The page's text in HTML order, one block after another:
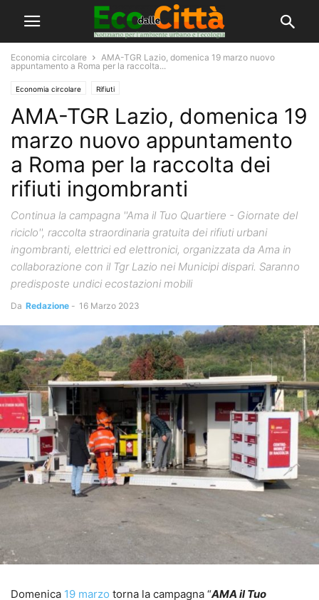
Economia circolare
AMA-TGR Lazio, domenica 19 marzo nuovo
appuntamento a Roma per la raccolta...
Economia circolare Rifiuti
AMA-TGR Lazio, domenica 19
marzo nuovo appuntamento
a Roma per la raccolta dei
rifiuti ingombranti
Continua la campagna ''Ama il Tuo Quartiere - Giornate del
riciclo'', raccolta straordinaria gratuita dei rifiuti urbani
ingombranti, elettrici ed elettronici, organizzata da Ama in
collaborazione con il Tgr Lazio nei Municipi dispari. Saranno
predisposte undici ecostazioni mobili
Da Redazione - 16 Marzo 2023
Domenica 19 marzo torna la campagna “AMA il Tuo